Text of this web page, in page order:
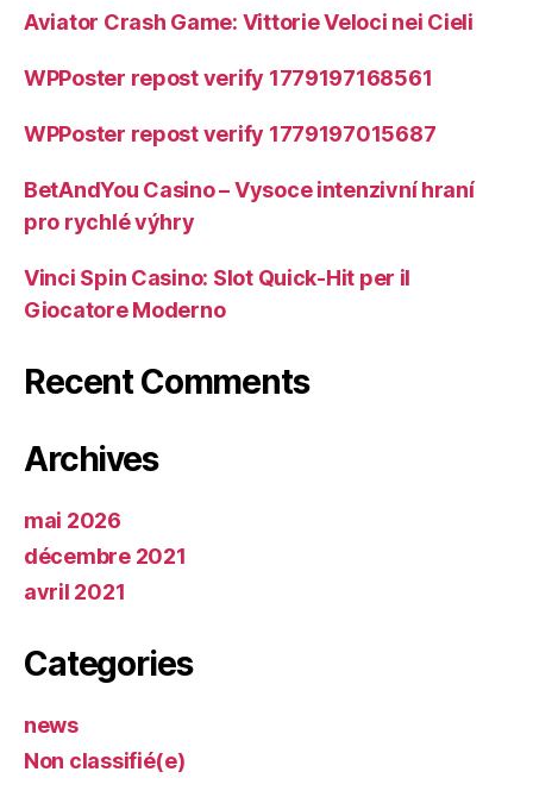
Aviator Crash Game: Vittorie Veloci nei Cieli
WPPoster repost verify 1779197168561
WPPoster repost verify 1779197015687
BetAndYou Casino – Vysoce intenzivní hraní
pro rychlé výhry
Vinci Spin Casino: Slot Quick‑Hit per il
Giocatore Moderno
Recent Comments
Archives
mai 2026
décembre 2021
avril 2021
Categories
news
Non classifié(e)